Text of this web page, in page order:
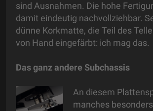
sind Ausnahmen. Die hohe
damit eindeutig nachvollziehbar.
dünne Korkmatte, die Teil des
von Hand eingefärbt: ich mag das.
Das ganz andere Subchassis
An diesem
manches